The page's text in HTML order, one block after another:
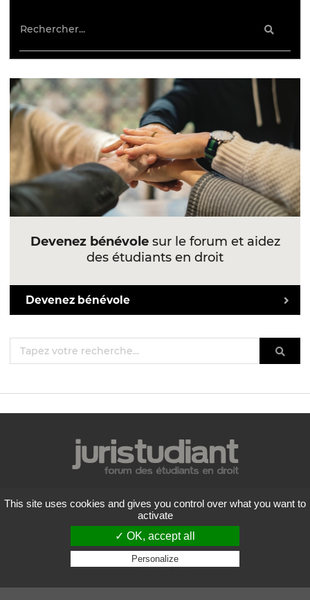
Devenez bénévolesur le forum et aidez
des étudiants en droit
Devenez bénévole
Mentions légales
Politique de confidentialité
Conditions générales d'utilisation
Liste des forums
Contactez-nous
Copyright
2026 Juristudiant.com - Tous droits réservés
This site uses cookies and gives you control over what you want to
activate
✓ OK, accept all
Personalize